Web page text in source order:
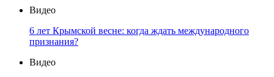
Видео
6 лет Крымской весне: когда ждать международного
признания?
Видео